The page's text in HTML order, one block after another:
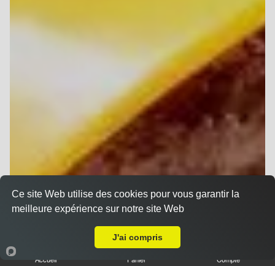
Accueil Panier Compte
Ce site Web utilise des cookies pour vous garantir la
meilleure expérience sur notre site Web
J'ai compris